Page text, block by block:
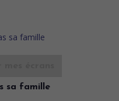
sa famille